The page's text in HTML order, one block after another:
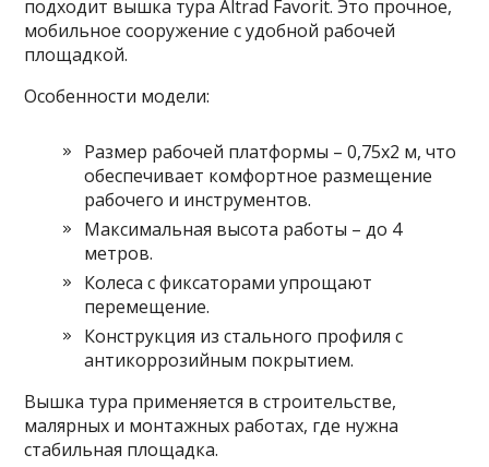
подходит вышка тура Altrad Favorit. Это прочное,
мобильное сооружение с удобной рабочей
площадкой.
Особенности модели:
Размер рабочей платформы – 0,75х2 м, что
обеспечивает комфортное размещение
рабочего и инструментов.
Максимальная высота работы – до 4
метров.
Колеса с фиксаторами упрощают
перемещение.
Конструкция из стального профиля с
антикоррозийным покрытием.
Вышка тура применяется в строительстве,
малярных и монтажных работах, где нужна
стабильная площадка.